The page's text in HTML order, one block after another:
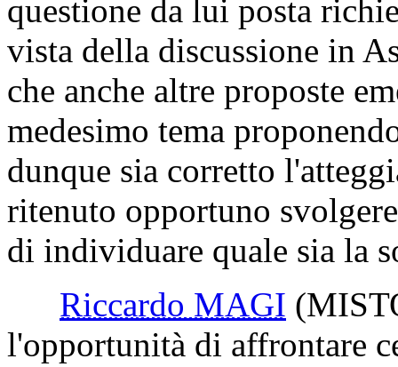
questione da lui posta
vista della discussione in
che anche altre proposte
medesimo tema
dunque sia corretto
ritenuto opportuno
di individuare quale sia la
Riccardo MAGI
l'opportunità di affrontare